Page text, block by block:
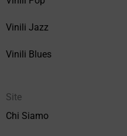
Vinili Jazz
Vinili Blues
Site
Chi Siamo